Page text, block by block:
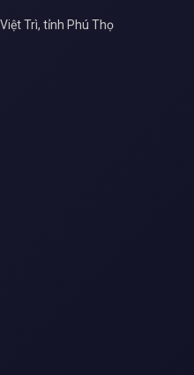
Trì, tỉnh Phú Thọ